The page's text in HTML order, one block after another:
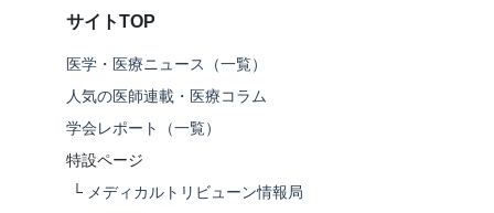
サイトTOP
医学・医療ニュース（一覧）
人気の医師連載・医療コラム
学会レポート（一覧）
特設ページ
└ メディカルトリビューン情報局